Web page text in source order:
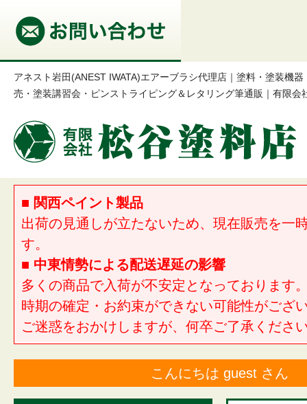
アネスト岩田(ANEST IWATA)エアーブラシ代理店｜塗料・塗装機
売・塗装講習会・ピンストライピング＆レタリング筆通販｜有限会
■ 関西ペイント製品
出荷の見通しが立たないため、現在販売を一
す。
■ 中東情勢による配送遅延の影響
多くの商品で入荷が不安定となっております
時期の確定・お約束ができない可能性がござ
ご迷惑をおかけしますが、何卒ご了承くださ
こんにちは guest さん